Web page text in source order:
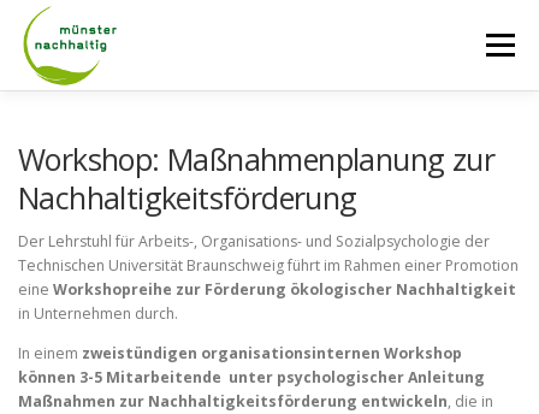
Inhalt
springen
Menü
LASTENRADVERLEIH
Workshop: Maßnahmenplanung zur
Nachhaltigkeitsförderung
Der Lehrstuhl für Arbeits-, Organisations- und Sozialpsychologie der
Technischen Universität Braunschweig führt im Rahmen einer Promotion
eine Workshopreihe zur Förderung ökologischer Nachhaltigkeit
in Unternehmen durch.
In einem zweistündigen organisationsinternen Workshop
können 3-5 Mitarbeitende unter psychologischer Anleitung
Maßnahmen zur Nachhaltigkeitsförderung entwickeln, die in